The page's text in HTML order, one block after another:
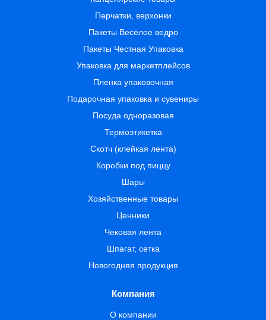
Перчатки, верхонки
Пакеты Весёлое ведро
Пакеты Честная Упаковка
Упаковка для маркетплейсов
Пленка упаковочная
Подарочная упаковка и сувениры
Посуда одноразовая
Термоэтикетка
Скотч (клейкая лента)
Коробки под пиццу
Шары
Хозяйственные товары
Ценники
Чековая лента
Шпагат, сетка
Новогодняя продукция
Компания
О компании